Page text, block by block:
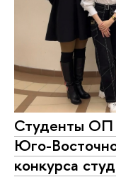
Студенты ОП
Юго-
конкурса